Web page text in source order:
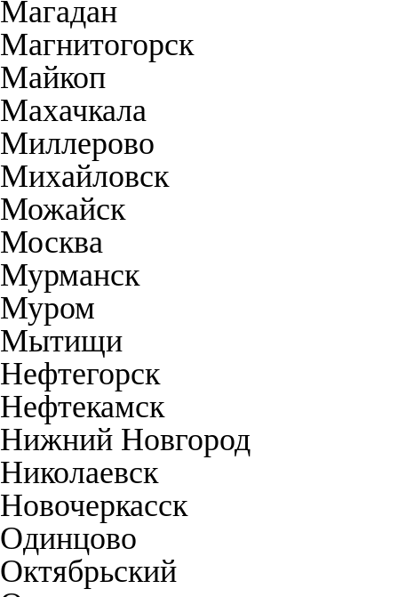
Магадан
Магнитогорск
Майкоп
Махачкала
Миллерово
Михайловск
Можайск
Москва
Мурманск
Муром
Мытищи
Нефтегорск
Нефтекамск
Нижний Новгород
Николаевск
Новочеркасск
Одинцово
Октябрьский